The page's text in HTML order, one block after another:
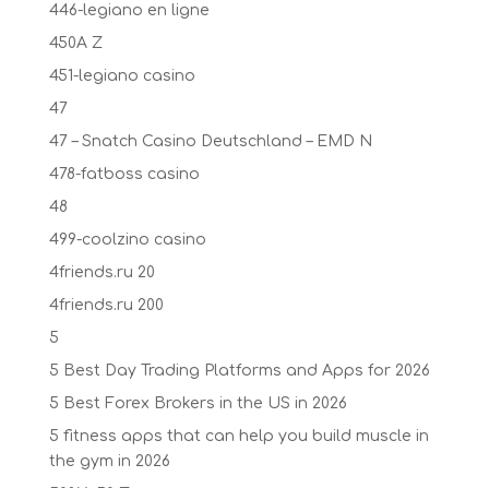
446-legiano en ligne
450A Z
451-legiano casino
47
47 – Snatch Casino Deutschland – EMD N
478-fatboss casino
48
499-coolzino casino
4friends.ru 20
4friends.ru 200
5
5 Best Day Trading Platforms and Apps for 2026
5 Best Forex Brokers in the US in 2026
5 fitness apps that can help you build muscle in
the gym in 2026